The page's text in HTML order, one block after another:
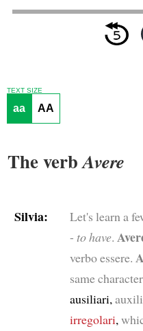
TEXT SIZE
aa AA
The verbAvere
Silvia: Let's learn a
- to have.
verbo essere.
same
ausiliari,
irregolari,